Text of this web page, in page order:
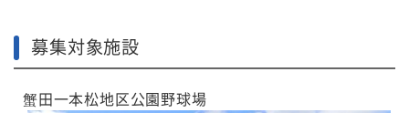
募集対象施設
蟹田一本松地区公園野球場